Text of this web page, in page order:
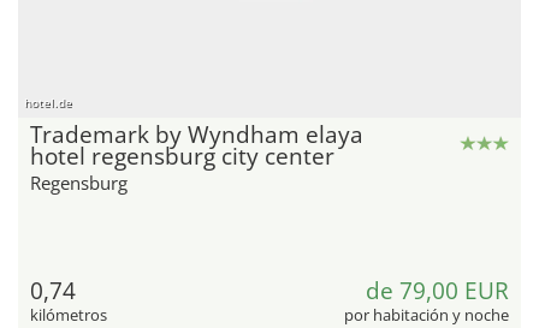
hotel.de
Trademark by Wyndham elaya
hotel regensburg city center
Regensburg
0,74
kilómetros
de 79,00 EUR
por habitación y noche